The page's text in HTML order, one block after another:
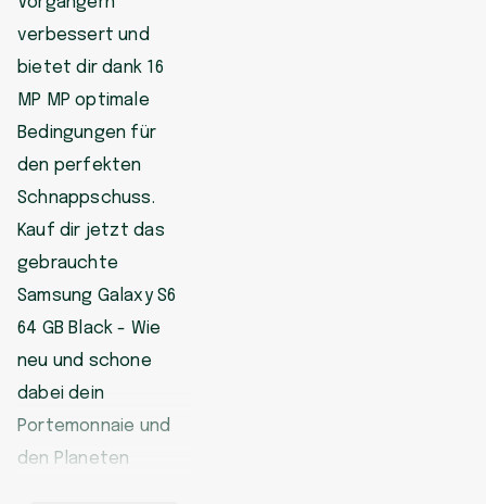
verbessert und
bietet dir dank 16
MP MP optimale
Bedingungen für
den perfekten
Schnappschuss.
Kauf dir jetzt das
gebrauchte
Samsung Galaxy S6
64 GB Black - Wie
neu und schone
dabei dein
Portemonnaie und
den Planeten